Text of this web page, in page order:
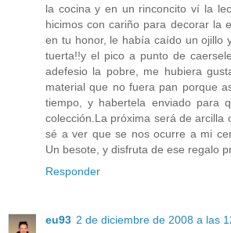
la cocina y en un rinconcito ví la
hicimos con cariño para decorar la
en tu honor, le había caído un ojillo
tuerta!!y el pico a punto de
adefesio la pobre, me hubiera
material que no fuera pan porque
tiempo, y habertela enviado para
colección.La próxima será de arcilla
sé a ver que se nos ocurre a mi
Un besote, y disfruta de ese regalo
Responder
eu93 2 de diciembre de 2008 a las